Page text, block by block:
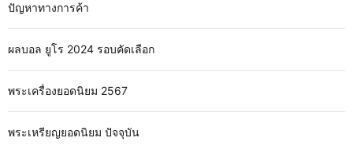
ปัญหาทางการค้า
ผลบอล ยูโร 2024 รอบคัดเลือก
พระเครื่องยอดนิยม 2567
พระเหรียญยอดนิยม ปัจจุบัน